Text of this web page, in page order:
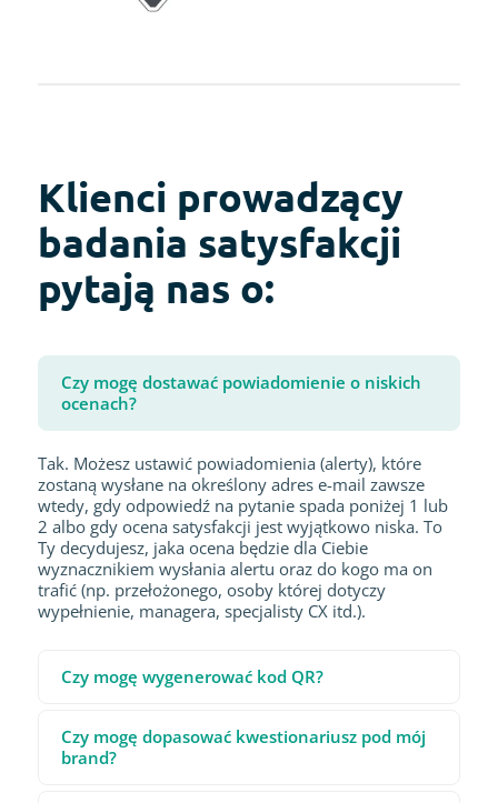
Klienci prowadzący
badania satysfakcji
pytają nas o:
Czy mogę dostawać powiadomienie o niskich
ocenach?
Tak. Możesz ustawić powiadomienia (alerty), które
zostaną wysłane na określony adres e-mail zawsze
wtedy, gdy odpowiedź na pytanie spada poniżej 1 lub
2 albo gdy ocena satysfakcji jest wyjątkowo niska. To
Ty decydujesz, jaka ocena będzie dla Ciebie
wyznacznikiem wysłania alertu oraz do kogo ma on
trafić (np. przełożonego, osoby której dotyczy
wypełnienie, managera, specjalisty CX itd.).
Czy mogę wygenerować kod QR?
Czy mogę dopasować kwestionariusz pod mój
brand?